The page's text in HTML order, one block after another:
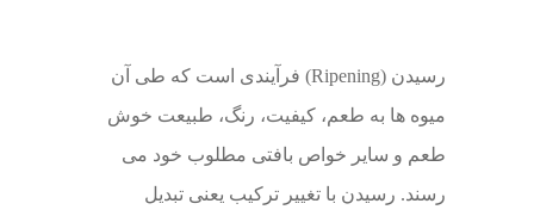
رسیدن (Ripening) فرآیندی است که طی آن
میوه ها به طعم، کیفیت، رنگ، طبیعت خوش
طعم و سایر خواص بافتی مطلوب خود می
رسند. رسیدن با تغییر ترکیب یعنی تبدیل